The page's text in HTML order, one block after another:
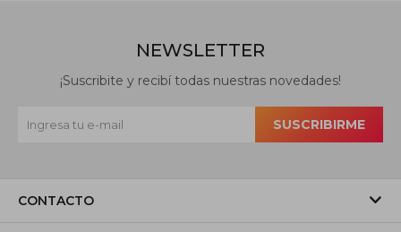
CONTACTO
NEWSLETTER
¡Suscribite y recibí todas nuestras novedades!
SUSCRIBIRME